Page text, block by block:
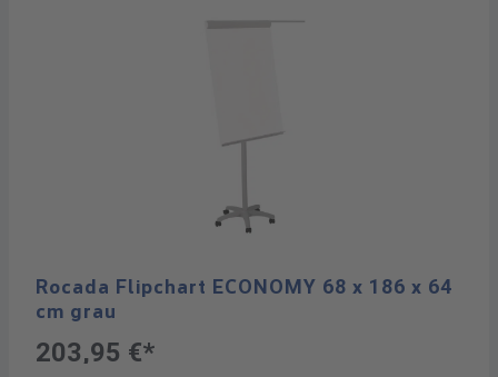
Rocada Flipchart ECONOMY 68 x 186 x 64
cm grau
203,95 €*